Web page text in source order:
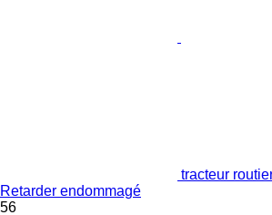
tracteur
Retarder endommagé
56